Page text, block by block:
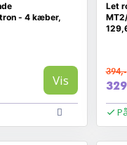
- 4 kæber,
Vis
Let
394,-